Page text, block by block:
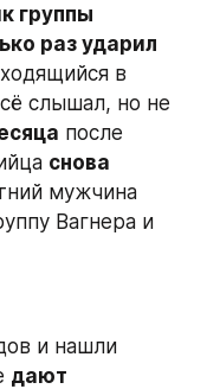
группы
раз ударил
в
слышал, но не
после
снова
мужчина
Вагнера и
и нашли
дают